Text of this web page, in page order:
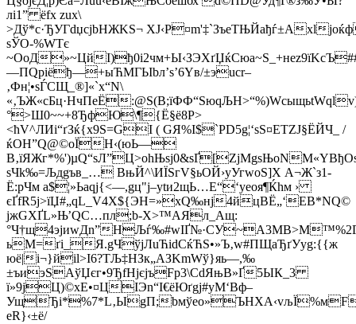
лі1” ёfx zux\
>Дў*c·ЂУГdџcjbHЖKЅ¬ XJ‹P¤m'‡`ЗъеТЊЙaђѓ±Ахl
ѕЎО-%WTє
~OoД»~Цй
—ПQpіёђ—+ыЋМГЬІbл’ѕ’6Yв/±эuсr–
‚Фн¦•ѕЃСЩ_®]«`х“N\
«‚ЪЖ«сБц·НчПеЁ
°>Ш0~~+8ЂфЮ\¶{Ё§ё8Р>
<ћV^ЛИi“ґЗќ{х9Ѕ=GІ ( GЯ%І$`PD5g¦‘ѕS¤ETZЈ§ЁЙЧ_ /
ќOH”Q@©оЇH‹(юЬ—
sЧk‰=Љдgъв_… ВњЙ^\ИЇSгV§ьОЙ›уУгwoS­]Х A¬Ж`з1-
Ё:рЧм a$¦»Ьaqj{<––,gц"j–ytи2щЬ…Е“‘уeoя¶Ќhм ›
єҐfR5ј>їЏ#„qL_V4X${ЭH=»xQ‰нј4йцВЁ„‘EB*NQ©
jжGХҐL»Њ’QС…пл;b-Х>™АЯл_Ащ:
°Ч†щ4эјиwДn”
ьM=ґi_Я.gЧўјЛuЋidCќЋЅ•»Ъ‚w#ПЩаЂґУуg:{{ж
юё|i¬}йіl>I6?ТЉ‡HЗк„АЗKmWў}яь—,‰
±ъиэSАўЏєг•9ЂfHјєјъFр3\CdЯњВ»Ґ5ЫК_3
ї»9jЦ)©xE•¤ЦIЭn“I€ёЮґgj#yM‘Bф–
УщЂi*%7*L‚ЫgП;
eR}‹±ё/